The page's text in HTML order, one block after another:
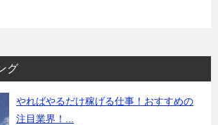
グ
やればやるだけ稼げる仕事！おすすめの
注目業界！...